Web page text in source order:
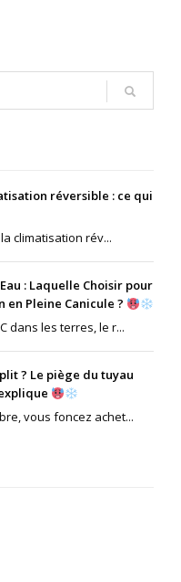
réversible : ce qui
climatisation rév...
: Laquelle Choisir pour
en Pleine Canicule ?
dans les terres, le r...
? Le piège du tuyau
vous foncez achet...